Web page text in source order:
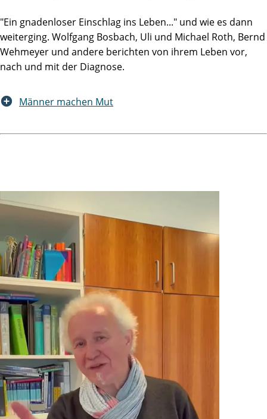
"Ein gnadenloser Einschlag ins Leben..." und wie es dann
weiterging. Wolfgang Bosbach, Uli und Michael Roth, Bernd
Wehmeyer und andere berichten von ihrem Leben vor,
nach und mit der Diagnose.
Männer machen Mut